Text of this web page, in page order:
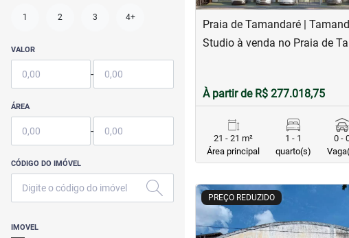
1 2 3 4+
VALOR
-
ÁREA
-
CÓDIGO DO IMÓVEL
IMOVEL
Praia de Tamandaré |
Studio à venda no Praia de
À partir de R$ 277.018,75
21 - 21 m²
Área principal
1 - 1
quarto(s)
0 -
PREÇO REDUZIDO
<<<<